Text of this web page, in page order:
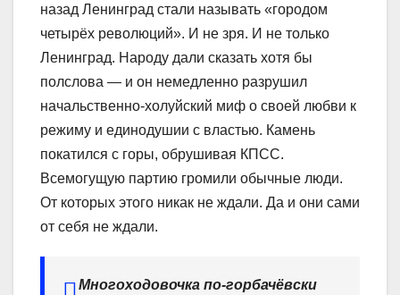
назад Ленинград стали называть «городом
четырёх революций». И не зря. И не только
Ленинград. Народу дали сказать хотя бы
полслова — и он немедленно разрушил
начальственно-холуйский миф о своей любви к
режиму и единодушии с властью. Камень
покатился с горы, обрушивая КПСС.
Всемогущую партию громили обычные люди.
От которых этого никак не ждали. Да и они сами
от себя не ждали.
Многоходовочка по-горбачёвски